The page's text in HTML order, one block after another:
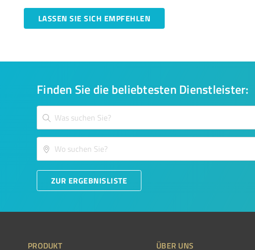
LASSEN SIE SICH EMPFEHLEN
Finden Sie die beliebtesten Dienstleister:
ZUR ERGEBNISLISTE
PRODUKT ÜBER UNS